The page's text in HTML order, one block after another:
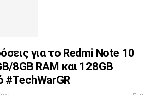
για το Redmi Note 10
8GB RAM και 128GB
#TechWarGR